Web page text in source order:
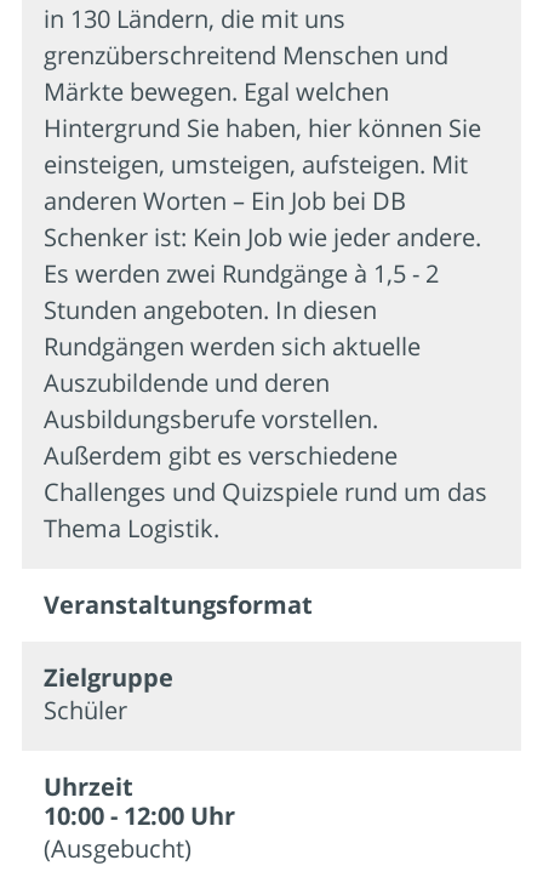
in 130 Ländern, die mit uns
grenzüberschreitend Menschen und
Märkte bewegen. Egal welchen
Hintergrund Sie haben, hier können Sie
einsteigen, umsteigen, aufsteigen. Mit
anderen Worten – Ein Job bei DB
Schenker ist: Kein Job wie jeder andere.
Es werden zwei Rundgänge à 1,5 - 2
Stunden angeboten. In diesen
Rundgängen werden sich aktuelle
Auszubildende und deren
Ausbildungsberufe vorstellen.
Außerdem gibt es verschiedene
Challenges und Quizspiele rund um das
Thema Logistik.
Veran­staltungs­format
Zielgruppe
Schüler
Uhrzeit
10:00 - 12:00 Uhr
(Ausgebucht)